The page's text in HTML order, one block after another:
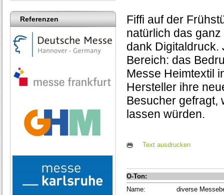
Referenzen
Fiffi auf der
natürlich das
dank Digitaldruck.
Bereich: das
Messe Heimtextil
Hersteller ihre
Besucher gefragt,
lassen würden.
Text ausdrucken
O-Ton:
Name:
diverse